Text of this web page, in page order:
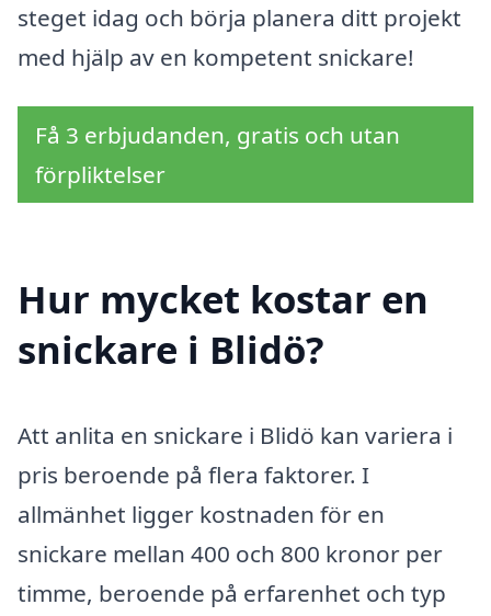
steget idag och börja planera ditt projekt
med hjälp av en kompetent snickare!
Få 3 erbjudanden, gratis och utan
förpliktelser
Hur mycket kostar en
snickare i Blidö?
Att anlita en snickare i Blidö kan variera i
pris beroende på flera faktorer. I
allmänhet ligger kostnaden för en
snickare mellan 400 och 800 kronor per
timme, beroende på erfarenhet och typ